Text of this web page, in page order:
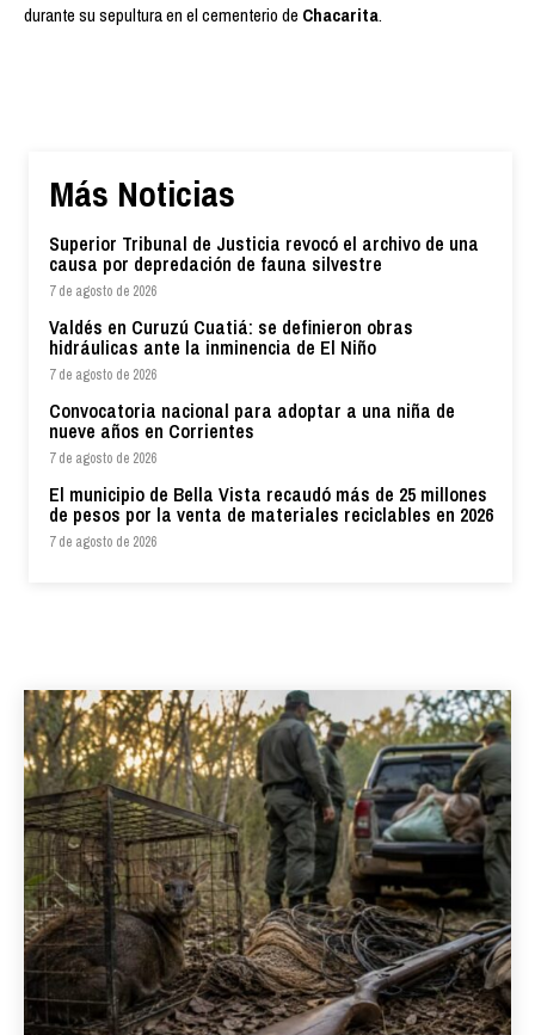
durante su sepultura en el cementerio de Chacarita.
Más Noticias
Superior Tribunal de Justicia revocó el archivo de una
causa por depredación de fauna silvestre
7 de agosto de 2026
Valdés en Curuzú Cuatiá: se definieron obras
hidráulicas ante la inminencia de El Niño
7 de agosto de 2026
Convocatoria nacional para adoptar a una niña de
nueve años en Corrientes
7 de agosto de 2026
El municipio de Bella Vista recaudó más de 25 millones
de pesos por la venta de materiales reciclables en 2026
7 de agosto de 2026